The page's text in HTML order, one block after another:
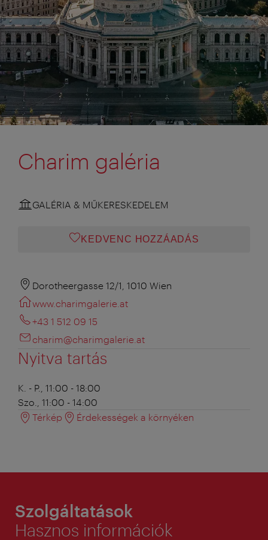
Charim galéria
GALÉRIA & MŰKERESKEDELEM
KEDVENC HOZZÁADÁS
Dorotheergasse 12/1, 1010 Wien
www.charimgalerie.at
+43 1 512 09 15
charim@charimgalerie.at
Nyitva tartás
K. - P., 11:00 - 18:00
Szo., 11:00 - 14:00
Térkép
Érdekességek a környéken
Szolgáltatások
Hasznos információk